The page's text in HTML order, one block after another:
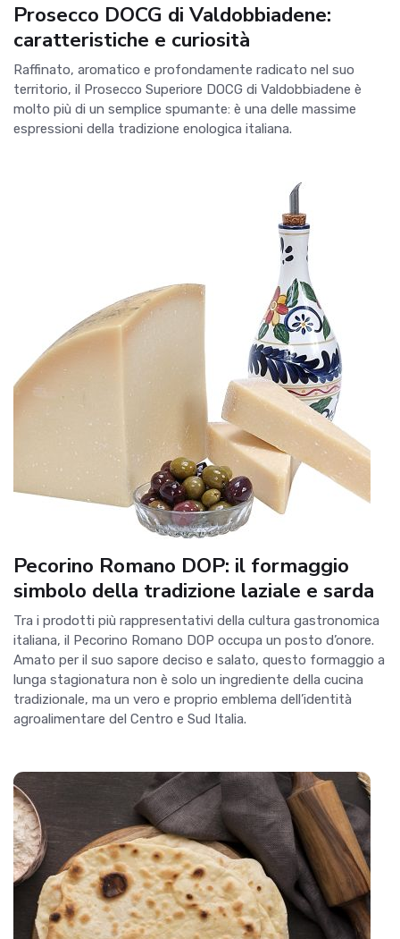
Prosecco DOCG di Valdobbiadene:
caratteristiche e curiosità
Raffinato, aromatico e profondamente radicato nel suo
territorio, il Prosecco Superiore DOCG di Valdobbiadene è
molto più di un semplice spumante: è una delle massime
espressioni della tradizione enologica italiana.
Pecorino Romano DOP: il formaggio
simbolo della tradizione laziale e sarda
Tra i prodotti più rappresentativi della cultura gastronomica
italiana, il Pecorino Romano DOP occupa un posto d’onore.
Amato per il suo sapore deciso e salato, questo formaggio a
lunga stagionatura non è solo un ingrediente della cucina
tradizionale, ma un vero e proprio emblema dell’identità
agroalimentare del Centro e Sud Italia.